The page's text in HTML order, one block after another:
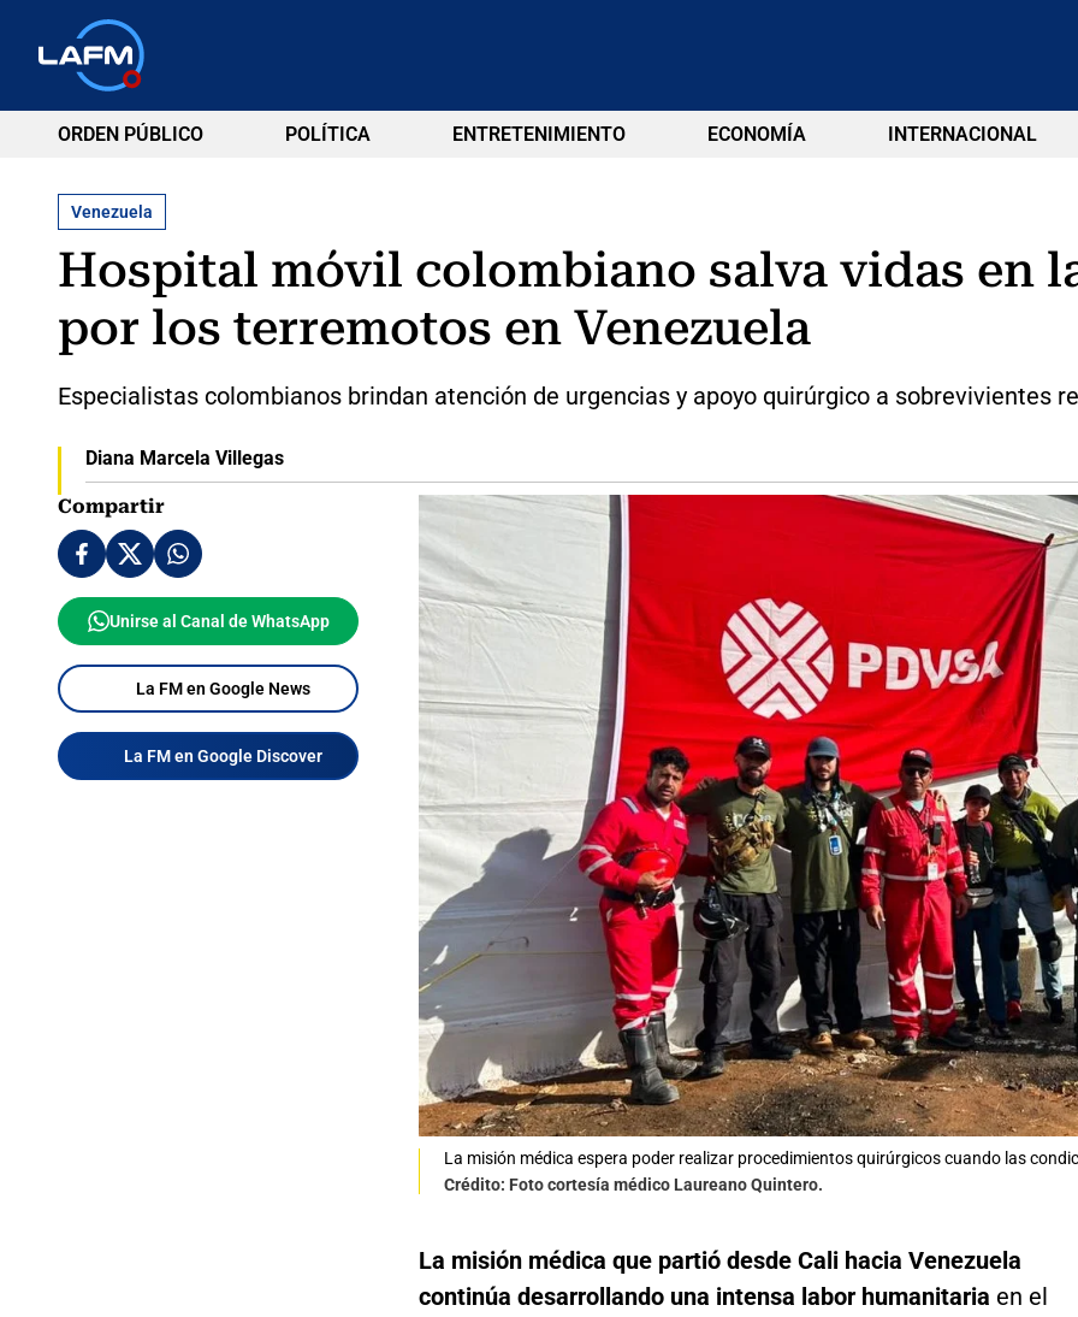
ORDEN PÚBLICO POLÍTICA ENTRETENIMIENTO ECONOMÍA INTERNACIONAL
Venezuela
Hospital móvil colombiano salva vidas en
por los terremotos en Venezuela
Especialistas colombianos brindan atención de urgencias y apoyo quirúrgico a sobrevivientes
Diana Marcela Villegas
Compartir
Unirse al Canal de WhatsApp
La FM en Google News
La FM en Google Discover
La misión médica espera poder realizar procedimientos quirúrgicos cuando las
Crédito: Foto cortesía médico Laureano Quintero.
La misión médica que partió desde Cali hacia Venezuela
continúa desarrollando una intensa labor humanitaria en el